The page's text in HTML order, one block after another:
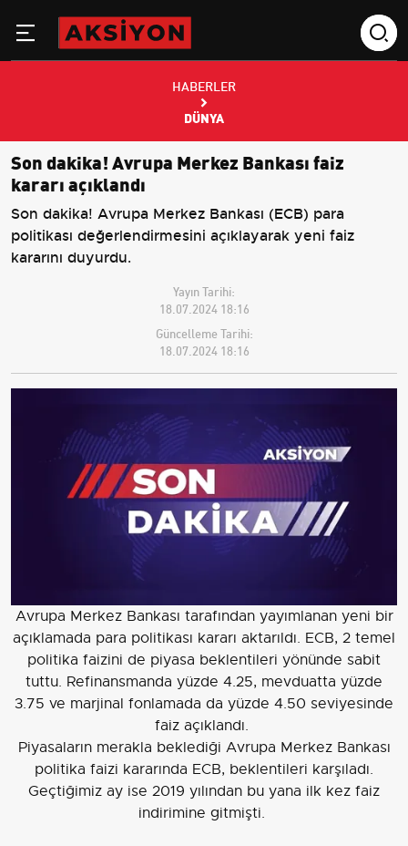
HABERLER
DÜNYA
Son dakika! Avrupa Merkez Bankası faiz
kararı açıklandı
Son dakika! Avrupa Merkez Bankası (ECB) para
politikası değerlendirmesini açıklayarak yeni faiz
kararını duyurdu.
Yayın Tarihi:
18.07.2024 18:16
Güncelleme Tarihi:
18.07.2024 18:16
Avrupa Merkez Bankası tarafından yayımlanan yeni bir
açıklamada para politikası kararı aktarıldı. ECB, 2 temel
politika faizini de piyasa beklentileri yönünde sabit
tuttu. Refinansmanda yüzde 4.25, mevduatta yüzde
3.75 ve marjinal fonlamada da yüzde 4.50 seviyesinde
faiz açıklandı.
Piyasaların merakla beklediği Avrupa Merkez Bankası
politika faizi kararında ECB, beklentileri karşıladı.
Geçtiğimiz ay ise 2019 yılından bu yana ilk kez faiz
indirimine gitmişti.